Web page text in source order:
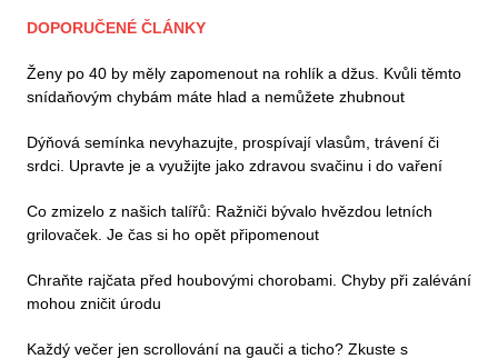
DOPORUČENÉ ČLÁNKY
Ženy po 40 by měly zapomenout na rohlík a džus. Kvůli těmto
snídaňovým chybám máte hlad a nemůžete zhubnout
Dýňová semínka nevyhazujte, prospívají vlasům, trávení či
srdci. Upravte je a využijte jako zdravou svačinu i do vaření
Co zmizelo z našich talířů: Ražniči bývalo hvězdou letních
grilovaček. Je čas si ho opět připomenout
Chraňte rajčata před houbovými chorobami. Chyby při zalévání
mohou zničit úrodu
Každý večer jen scrollování na gauči a ticho? Zkuste s